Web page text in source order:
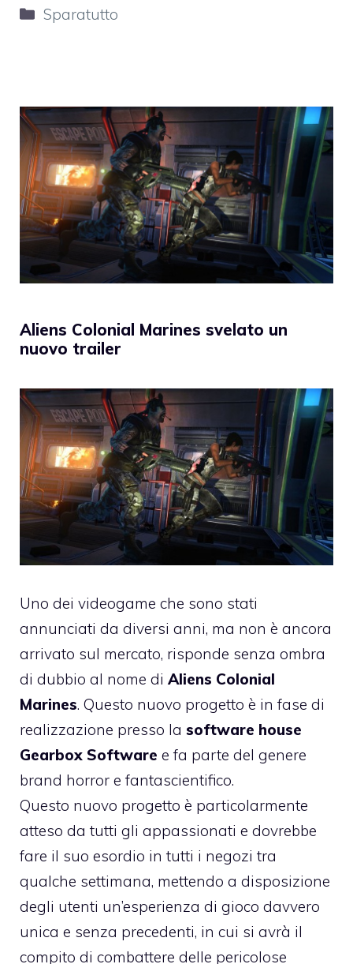
Categorie
Sparatutto
Aliens Colonial Marines svelato un
nuovo trailer
Uno dei videogame che sono stati
annunciati da diversi anni, ma non è ancora
arrivato sul mercato, risponde senza ombra
di dubbio al nome di Aliens Colonial
Marines. Questo nuovo progetto è in fase di
realizzazione presso la software house
Gearbox Software e fa parte del genere
brand horror e fantascientifico.
Questo nuovo progetto è particolarmente
atteso da tutti gli appassionati e dovrebbe
fare il suo esordio in tutti i negozi tra
qualche settimana, mettendo a disposizione
degli utenti un’esperienza di gioco davvero
unica e senza precedenti, in cui si avrà il
compito di combattere delle pericolose